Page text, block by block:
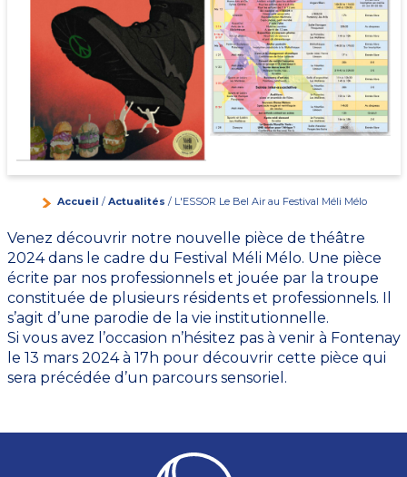
Accueil / Actualités / L'ESSOR Le Bel Air au Festival Méli Mélo
Venez découvrir notre nouvelle pièce de théâtre
2024 dans le cadre du Festival Méli Mélo. Une pièce
écrite par nos professionnels et jouée par la troupe
constituée de plusieurs résidents et professionnels. Il
s’agit d’une parodie de la vie institutionnelle.
Si vous avez l’occasion n’hésitez pas à venir à Fontenay
le 13 mars 2024 à 17h pour découvrir cette pièce qui
sera précédée d’un parcours sensoriel.